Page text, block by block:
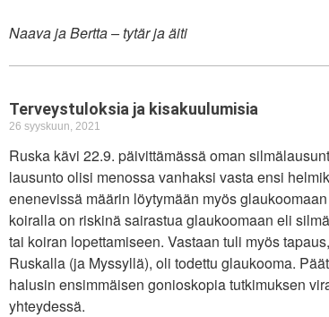
Naava ja Bertta – tytär ja äiti
Terveystuloksia ja kisakuulumisia
26 syyskuun, 2021
Ruska kävi 22.9. päivittämässä oman
lausunto olisi menossa vanhaksi vasta ensi
enenevissä määrin löytymään myös
koiralla on riskinä sairastua glaukoomaan eli
tai koiran lopettamiseen. Vastaan tuli myös
Ruskalla (ja Myssyllä), oli todettu glaukooma.
halusin ensimmäisen gonioskopia tutkimuksen
yhteydessä.